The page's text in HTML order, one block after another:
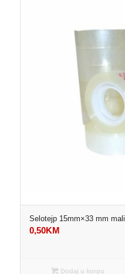
Selotejp 15mm×33 mm mali
0,50KM
Dodaj u korpu